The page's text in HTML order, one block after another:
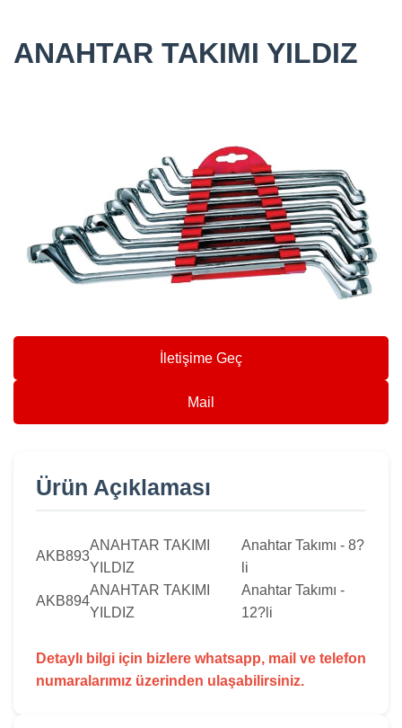
ANAHTAR TAKIMI YILDIZ
İletişime Geç
Mail
Ürün Açıklaması
AKB893
ANAHTAR TAKIMI
YILDIZ
Anahtar Takımı - 8?
li
AKB894
ANAHTAR TAKIMI
YILDIZ
Anahtar Takımı -
12?li
Detaylı bilgi için bizlere whatsapp, mail ve telefon
numaralarımız üzerinden ulaşabilirsiniz.